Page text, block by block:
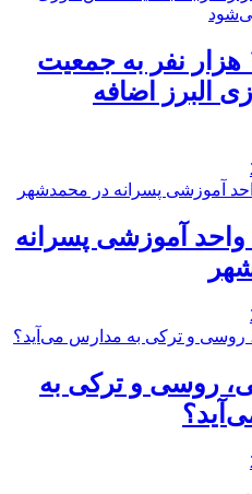
️سالانه ۱۲ هزار نفر به جمعیت
البرز اضافه
واحد آموزشی پسرانه
روسی و ترکی به